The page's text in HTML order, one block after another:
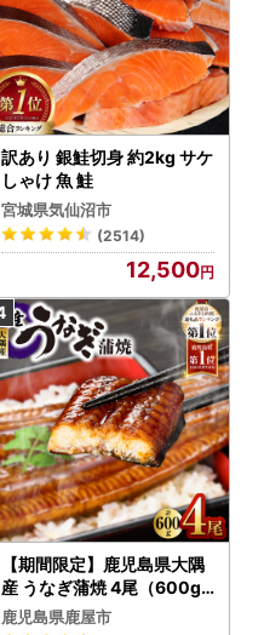
訳あり 銀鮭切身 約2kg サケ
しゃけ 魚 鮭
宮城県気仙沼市
(2514)
12,500
【期間限定】鹿児島県大隅
産 うなぎ蒲焼 4尾（600g
） KN007-004-04-cp18
鹿児島県鹿屋市